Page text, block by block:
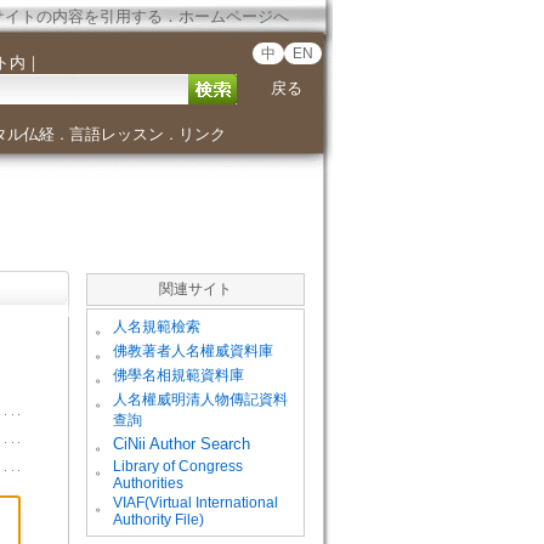
イトの内容を引用する．ホームページへ
内 ｜ 中 EN
戻る
ル仏経． 言語レッスン ． リンク
関連サイト
。 人名規範檢索
。 佛教著者人名權威資料庫
。 佛學名相規範資料庫
。
人名權威明清人物傳記資料
查詢
。
CiNii Author Search
。
Library of Congress
Authorities
。
VIAF(Virtual International
Authority File)